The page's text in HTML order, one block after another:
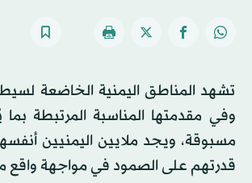
تشهد المناطق اليمنية الخاضعة
وفي مقدمتها المناسبة المرتبطة
مسبوقة، ويجد ملايين اليمنيين
قدرتهم على الصمود في مواجهة واقع